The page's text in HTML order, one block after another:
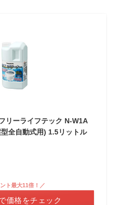
リーライフテック N-W1A
全自動式用) 1.5リットル
ト最大11倍！／
価格をチェック